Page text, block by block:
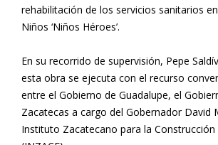
rehabilitación de los servicios sanitarios
Niños ‘Niños Héroes’.
En su recorrido de supervisión, Pepe
esta obra se ejecuta con el recurso
entre el Gobierno de Guadalupe, el
Zacatecas a cargo del Gobernador David
Instituto Zacatecano para la Construcción